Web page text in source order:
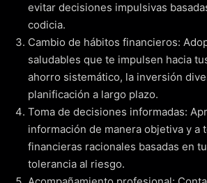
evitar decisiones impulsivas
codicia.
Cambio de hábitos financieros:
saludables que te impulsen hacia
ahorro sistemático, la inversión
planificación a largo plazo.
Toma de decisiones informadas:
información de manera objetiva y a
financieras racionales basadas en
tolerancia al riesgo.